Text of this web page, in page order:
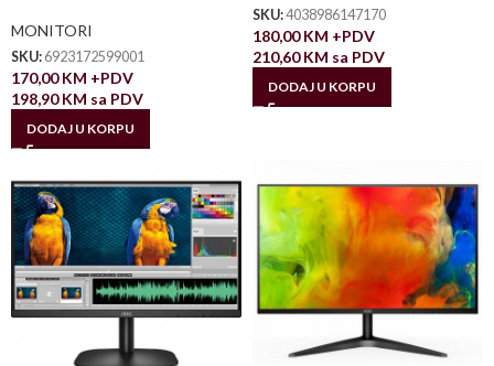
MONITORI
SKU: 6923172599001
170,00KM +PDV
198,90KM sa PDV
DODAJ U KORPU
SKU:4038986147170
180,00KM +PDV
210,60KM sa PDV
DODAJ U KORPU